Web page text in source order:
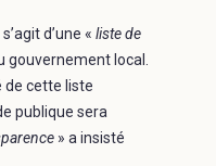
d’une « liste de
gouvernement local.
de cette liste
publique sera
» a insisté